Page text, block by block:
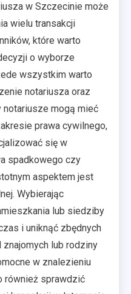
w Szczecinie może
wielu transakcji
które warto
o wyborze
wszystkim warto
notariusza oraz
notariusze mogą mieć
prawa cywilnego,
się w
spadkowego czy
aspektem jest
Wybierając
lub siedziby
i uniknąć zbędnych
znajomych lub rodziny
w znalezieniu
również sprawdzić